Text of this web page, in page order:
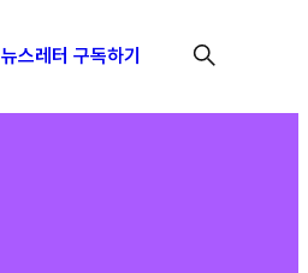
뉴스레터 구독하기